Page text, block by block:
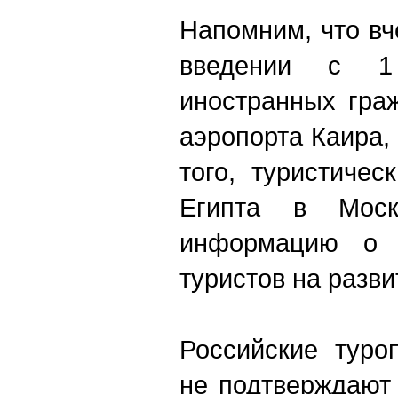
Напомним, что
введении с
иностранных
аэропорта
того,
Египта в
информацию о
туристов на
Российские
не